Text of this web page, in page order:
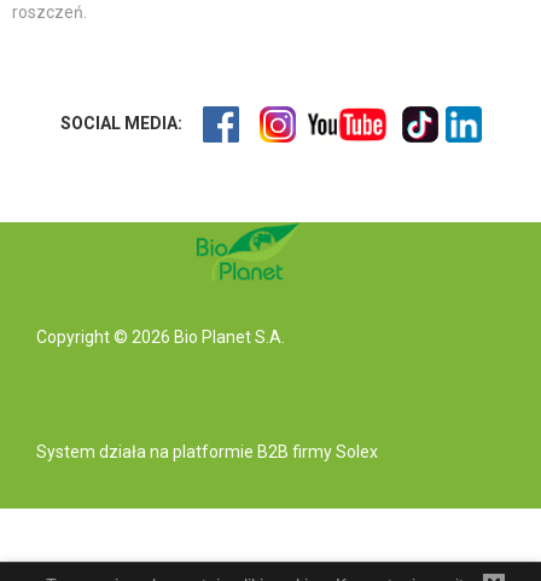
roszczeń.
SOCIAL MEDIA:
Copyright © 2026 Bio Planet S.A.
System działa na platformie B2B firmy Solex